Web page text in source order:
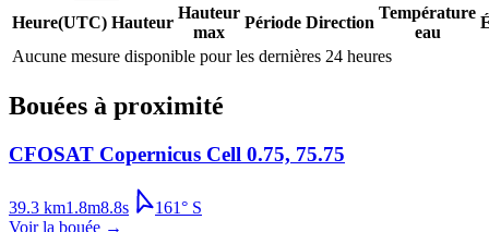
Heure(UTC) Hauteur
Hauteur
max
Période Direction
Température
eau
Aucune mesure disponible pour les dernières 24 heures
Bouées à proximité
CFOSAT Copernicus Cell 0.75, 75.75
39.3 km1.8m8.8s 161° S
Voir la bouée →